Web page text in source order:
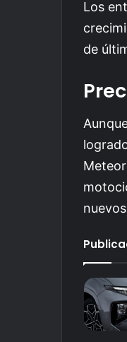
Los
de